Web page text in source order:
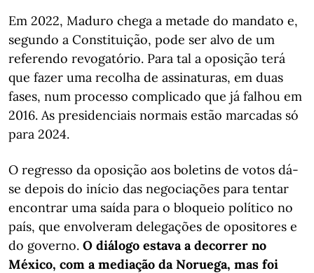
Em 2022, Maduro chega a metade do mandato e,
segundo a Constituição, pode ser alvo de um
referendo revogatório. Para tal a oposição terá
que fazer uma recolha de assinaturas, em duas
fases, num processo complicado que já falhou em
2016. As presidenciais normais estão marcadas só
para 2024.
O regresso da oposição aos boletins de votos dá-
se depois do início das negociações para tentar
encontrar uma saída para o bloqueio político no
país, que envolveram delegações de opositores e
do governo. O diálogo estava a decorrer no
México, com a mediação da Noruega, mas foi